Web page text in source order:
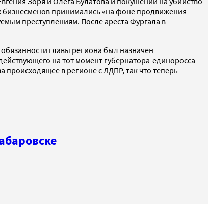
бизнесменов принимались «на фоне продвижения
преступлениям. После ареста Фургала в
главы региона был назначен
на тот момент губернатора-единоросса
в регионе с ЛДПР, так что теперь